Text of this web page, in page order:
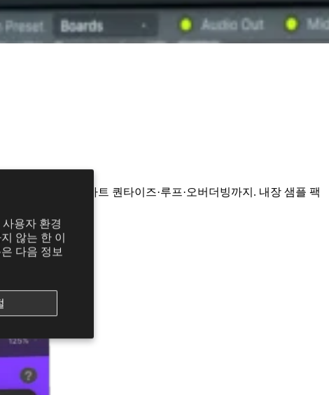
용자 환경
않는 한 이
다음 정보
감지하고, 스마트 퀀타이즈·루프·오버더빙까지. 내장 샘플 팩